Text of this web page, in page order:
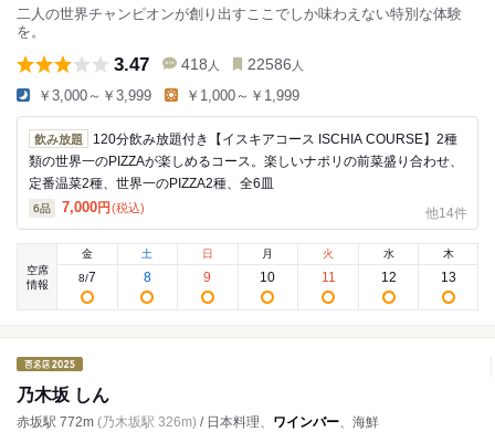
二人の世界チャンピオンが創り出すここでしか味わえない特別な体験
を。
3.47 418 人 22586 人
￥3,000～￥3,999 ￥1,000～￥1,999
飲み放題
120分飲み放題付き【イスキアコース ISCHIA COURSE】2種
類の世界一のPIZZAが楽しめるコース。楽しいナポリの前菜盛り合わせ、
定番温菜2種、世界一のPIZZA2種、全6皿
6品 7,000円 (税込) 他14件
空席
情報
金
8/7
土
8
日
9
月
10
火
11
水
12
木
13
乃木坂 しん
赤坂駅 772m (乃木坂駅 326m) / 日本料理、 ワインバー、海鮮